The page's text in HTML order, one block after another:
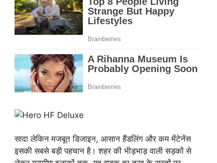
सादा लेकिन मजबूत डिजाइन, आसान हैंडलिंग और कम मेंटेनेंस
इसकी सबसे बड़ी पहचान है। शहर की भीड़भाड़ वाली सड़कों से